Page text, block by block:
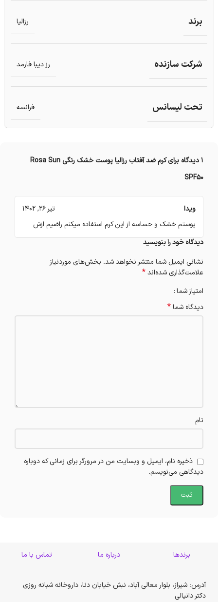
برند رزالیا
شرکت سازنده رز دیبا فارمد
تحت لیسانس فرانسه
1 دیدگاه برای
کرم ضد آفتاب رزالیا پوست خشک رنگی Rosa Sun
SPF50
ویدا
تیر 26, 1402
پوستم خشک و حساسه از این کرم استفاده میکنم راضیم ازش
دیدگاه خود را بنویسید
نشانی ایمیل شما منتشر نخواهد شد. بخش‌های موردنیاز
علامت‌گذاری شده‌اند*
امتیاز شما
دیدگاه شما*
نام
ذخیره نام، ایمیل و وبسایت من در مرورگر برای زمانی که دوباره
دیدگاهی می‌نویسم.
برندها درباره ما تماس با ما
آدرس: شیراز، بلوار معالی آباد، نبش خیابان دنا، داروخانه شبانه روزی
دکتر دانیالی